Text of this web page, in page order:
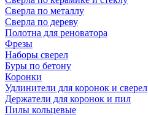
Сверла по металлу
Сверла по дереву
Полотна для реноватора
Фрезы
Наборы сверел
Буры по бетону
Коронки
Удлинители для коронок и сверел
Держатели для коронок и пил
Пилы кольцевые